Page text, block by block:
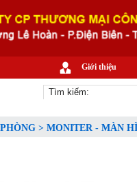
Giới thiệu
> MONITER - MÀN